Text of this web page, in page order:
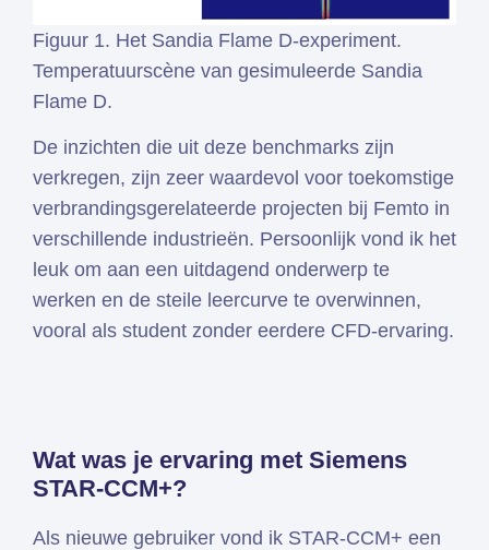
Figuur 1. Het Sandia Flame D-experiment.
Temperatuurscène van gesimuleerde Sandia
Flame D.
De inzichten die uit deze benchmarks zijn
verkregen, zijn zeer waardevol voor toekomstige
verbrandingsgerelateerde projecten bij Femto in
verschillende industrieën. Persoonlijk vond ik het
leuk om aan een uitdagend onderwerp te
werken en de steile leercurve te overwinnen,
vooral als student zonder eerdere CFD-ervaring.
Wat was je ervaring met Siemens
STAR-CCM+?
Als nieuwe gebruiker vond ik STAR-CCM+ een